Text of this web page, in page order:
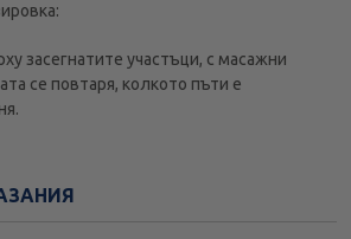
засегнатите участъци, с масажни
се повтаря, колкото пъти е